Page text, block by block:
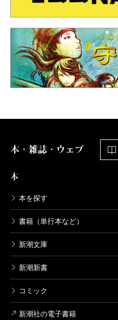
本・雑誌・ウェブ
本
本を探す
書籍（単行本など）
新潮文庫
新潮新書
コミック
新潮社の電子書籍